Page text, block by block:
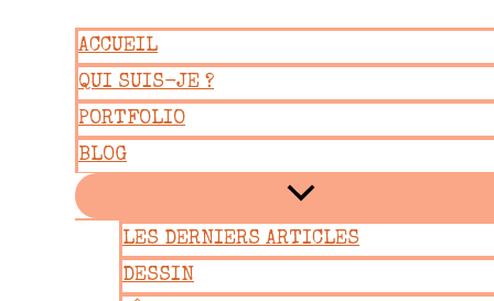
contenu
ACCUEIL
QUI SUIS-JE ?
PORTFOLIO
BLOG
LES DERNIERS ARTICLES
DESSIN